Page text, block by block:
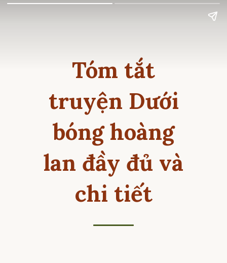
Tóm tắt
truyện Dưới
bóng hoàng
lan đầy đủ và
chi tiết